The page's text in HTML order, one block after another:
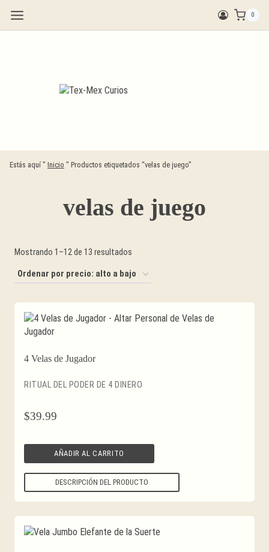
contenido
0
Estás aquí " Inicio " Productos etiquetados “velas de juego”
velas de juego
Mostrando 1–12 de 13 resultados
por
alto
a
4 Velas de Jugador
RITUAL DEL PODER DE 4 DINERO
$39.99
AÑADIR AL CARRITO
DESCRIPCIÓN DEL PRODUCTO